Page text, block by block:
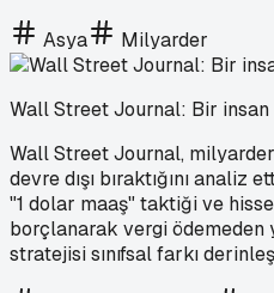
Asya Milyarder
Wall Street Journal: Bir
Wall Street Journal,
devre dışı bıraktığını
"1 dolar maaş" taktiği ve
borçlanarak vergi ödemeden
stratejisi sınıfsal farkı